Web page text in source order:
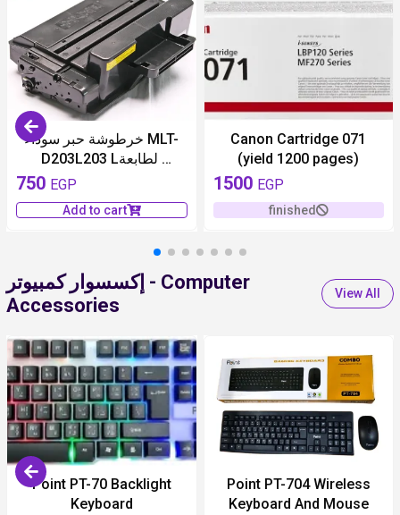
خرطوشة حبر سوداء MLT-
D203L‏ 203L‏ لطابعة
سامسونج
750 EGP
Add to cart
Canon Cartridge 071
(yield 1200 pages)
1500 EGP
finished
إكسسوار كمبيوتر - Computer
Accessories
View All
Point PT-70 Backlight
Keyboard
Point PT-704 Wireless
Keyboard And Mouse